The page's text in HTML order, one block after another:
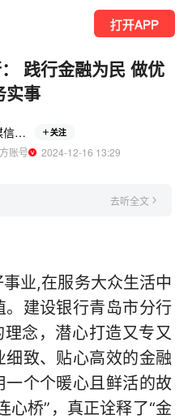
打开APP
践行金融为民 做优
实事
全国党媒信息公共平台 关注
账号
  2024-12-16 13:29
去听全文
业,在服务大众生活中
建设银行青岛市分行
理念，潜心打造又专又
致、贴心高效的金融
个个暖心且鲜活的故
心桥”，真正诠释了“金